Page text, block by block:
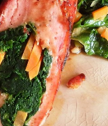
Sellerie1 Peperoni,
Rotwein1 TL
lt Gemüsebrühe1 TL
kalt1 EL Erdnussöl
Sprossenkohl in
zupfen, waschen und